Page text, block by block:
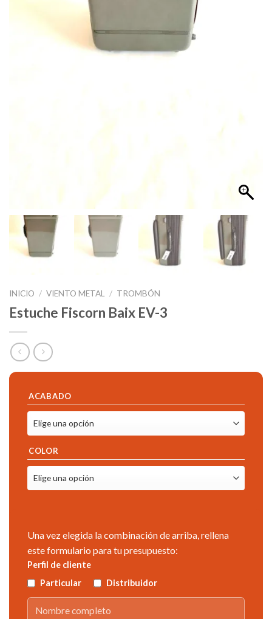
INICIO / VIENTO METAL / TROMBÓN
Estuche Fiscorn Baix EV-3
ACABADO
COLOR
Una vez elegida la combinación de arriba, rellena
este formulario para tu presupuesto:
Perfil de cliente
Particular
Distribuidor